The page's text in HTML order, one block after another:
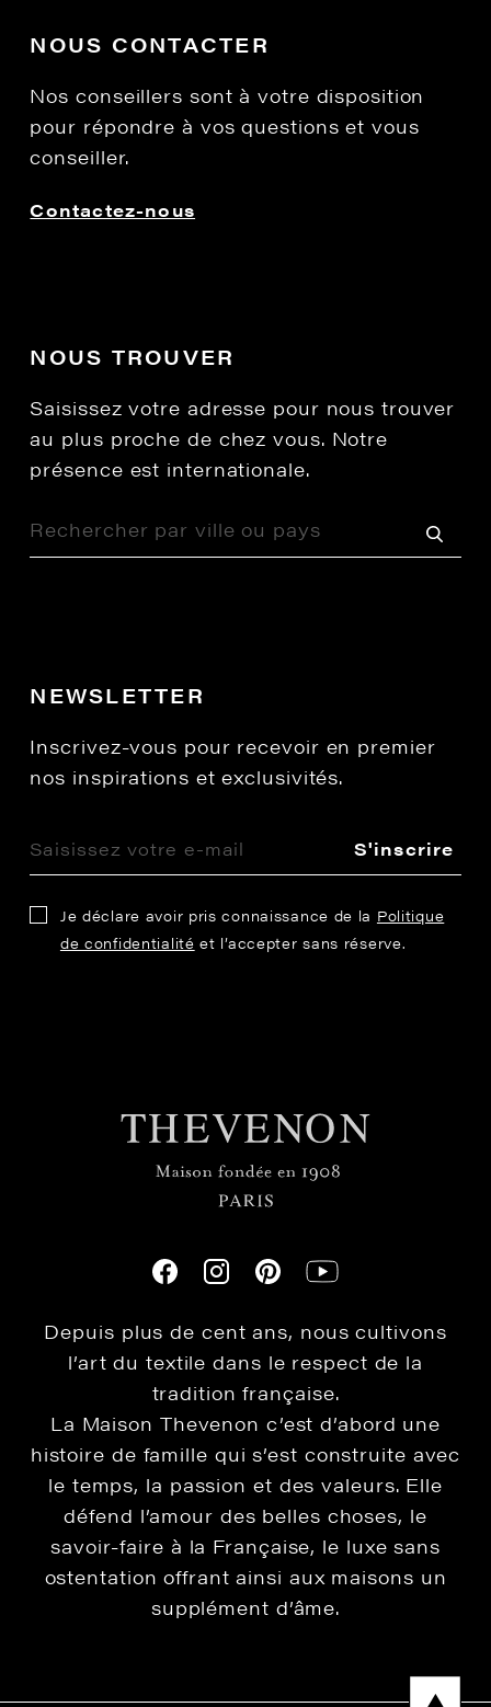
NOUS CONTACTER
Nos conseillers sont à votre disposition
pour répondre à vos questions et vous
conseiller.
Contactez-nous
NOUS TROUVER
Saisissez votre adresse pour nous trouver
au plus proche de chez vous. Notre
présence est internationale.
NEWSLETTER
Inscrivez-vous pour recevoir en premier
nos inspirations et exclusivités.
S'inscrire
Je déclare avoir pris connaissance de la Politique
de confidentialité et l’accepter sans réserve.
Depuis plus de cent ans, nous cultivons
l’art du textile dans le respect de la
tradition française.
La Maison Thevenon c’est d’abord une
histoire de famille qui s’est construite avec
le temps, la passion et des valeurs. Elle
défend l’amour des belles choses, le
savoir-faire à la Française, le luxe sans
ostentation offrant ainsi aux maisons un
supplément d’âme.